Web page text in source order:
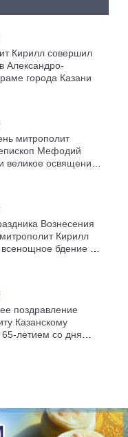
Кирилл совершил
Александро-
города Казани
митрополит
Мефодий
великое освящение
Вознесения
Кирилл
бдение в
поздравление
Казанскому
65-летием со дня